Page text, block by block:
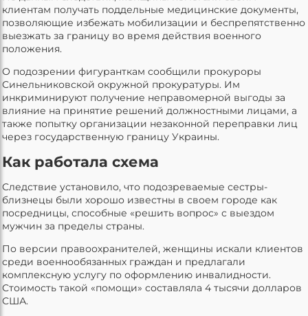
клиентам получать поддельные медицинские документы,
позволяющие избежать мобилизации и беспрепятственно
выезжать за границу во время действия военного
положения.
О подозрении фигуранткам сообщили прокуроры
Синельниковской окружной прокуратуры. Им
инкриминируют получение неправомерной выгоды за
влияние на принятие решений должностными лицами, а
также попытку организации незаконной переправки лиц
через государственную границу Украины.
Как работала схема
Следствие установило, что подозреваемые сестры-
близнецы были хорошо известны в своем городе как
посредницы, способные «решить вопрос» с выездом
мужчин за пределы страны.
По версии правоохранителей, женщины искали клиентов
среди военнообязанных граждан и предлагали
комплексную услугу по оформлению инвалидности.
Стоимость такой «помощи» составляла 4 тысячи долларов
США.